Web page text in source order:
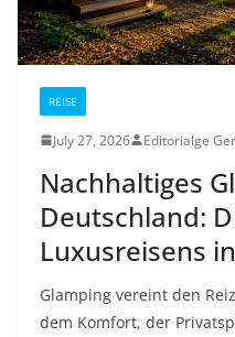
REISE
July 27, 2026 Editorialge
Nachhaltiges
Deutschland:
Luxusreisens
Glamping vereint den
dem Komfort, der